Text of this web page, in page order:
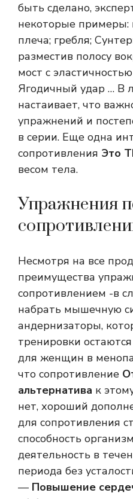
быть сделано,
некоторые примеры:
плеча; гребля;
разместив полосу
мост с
Ягодичный удар … В
настаивает, что
упражнений и
в серии. Еще одна
сопротивления Это
весом тела.
Упражнения
Несмотря на все
преимущества
сопротивлением -в
набрать мышечную
андернизаторы,
тренировки
для женщин в
что сопротивление
альтернатива к
нет, хороший
для сопротивления
способность
деятельность в
периода без
— Повышение